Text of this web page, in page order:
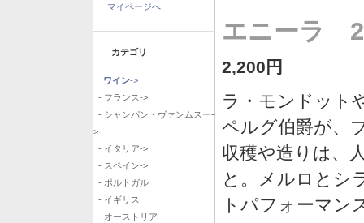
マイページへ
カテゴリ
ワイン->
- フランス->
- シャンパン・ヴァンムスー-
>
- イタリア->
- スペイン->
- ポルトガル
- イギリス
- オーストリア
エニーラ
2,200円
ラ・モンドット
ペルグ伯爵が、
収穫や造りは、
と。メルロとシ
トパフォーマン